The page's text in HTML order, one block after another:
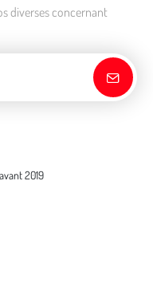
diverses concernant
2019